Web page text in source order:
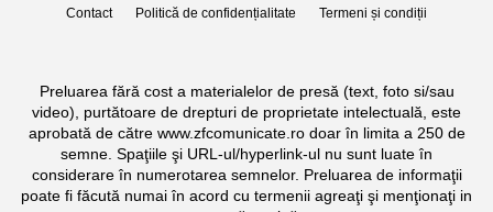
Contact Politică de confidențialitate Termeni și condiții
Preluarea fără cost a materialelor de presă (text, foto si/sau
video), purtătoare de drepturi de proprietate intelectuală, este
aprobată de către www.zfcomunicate.ro doar în limita a 250 de
semne. Spaţiile şi URL-ul/hyperlink-ul nu sunt luate în
considerare în numerotarea semnelor. Preluarea de informaţii
poate fi făcută numai în acord cu termenii agreaţi şi menţionaţi in